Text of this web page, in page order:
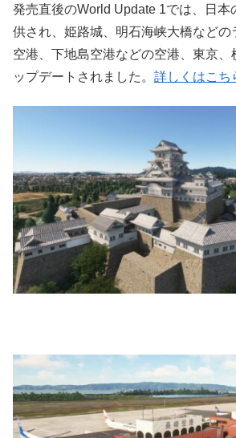
発売直後のWorld Update 1では、日本
供され、姫路城、明石海峡大橋などの
空港、下地島空港などの空港、東京、
ップデートされました。 詳しくはこち